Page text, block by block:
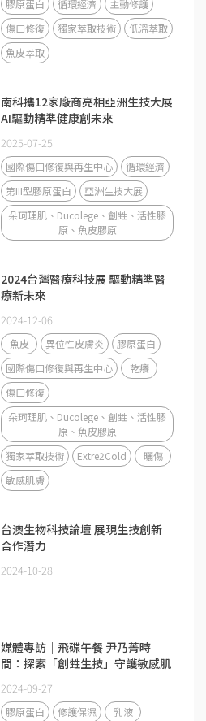
膠原蛋白 循環經濟
主動修護
傷口修復
獨家萃取技術
低溫萃取
魚皮萃取
南科攜12家廠商亮相亞洲生技大展
AI驅動精準健康創未來
2025-07-25
國際傷口修復與再生中心
循環經濟
第III型膠原蛋白
亞洲生技大展
朵珂理肌、Ducolege、創甡、活性膠
原、魚皮膠原
2024台灣醫療科技展 驅動精準醫
療新未來
2024-12-06
魚皮 異位性皮膚炎
膠原蛋白
國際傷口修復與再生中心
乾癢
傷口修復
朵珂理肌、Ducolege、創甡、活性膠
原、魚皮膠原
獨家萃取技術
Extre2Cold
曬傷
敏感肌膚
台澳生物科技論壇 展現生技創新
合作潛力
2024-10-28
媒體專訪｜飛碟午餐 尹乃菁時
間：探索「創甡生技」守護敏感肌
的科研初心
2024-09-27
膠原蛋白 修護保濕
乳液